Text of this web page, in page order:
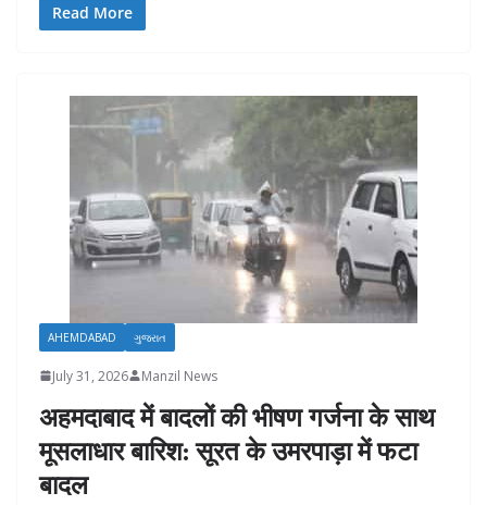
Read More
AHEMDABAD ગુજરાત
July 31, 2026 Manzil News
अहमदाबाद में बादलों की भीषण गर्जना के साथ
मूसलाधार बारिश: सूरत के उमरपाड़ा में फटा
बादल